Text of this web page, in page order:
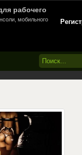
рабочего
мобильного